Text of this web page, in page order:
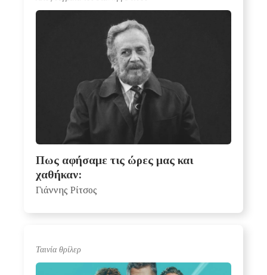
Πως αφήσαμε τις ώρες μας και
χαθήκαν:
Γιάννης Ρίτσος
Ταινία θρίλερ